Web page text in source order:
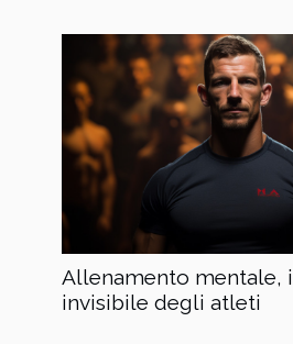
Allenamento mentale,
invisibile degli atleti